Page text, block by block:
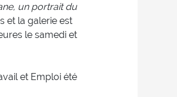
un portrait du
et la galerie est
le samedi et
et Emploi été